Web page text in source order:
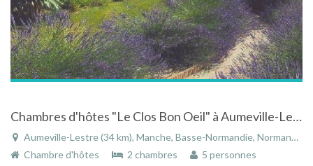
Chambres d'hôtes "Le Clos Bon Oeil" à Aumeville-Lestre dans la Manche en Basse-Normandie
Aumeville-Lestre (34 km), Manche, Basse-Normandie, Normandie, France
Chambre d'hôtes
2 chambres 5 personnes